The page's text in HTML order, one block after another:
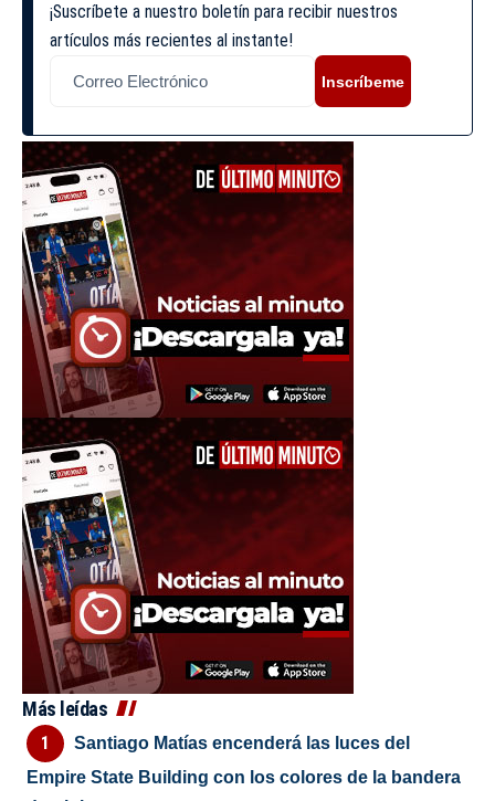
¡Suscríbete a nuestro boletín para recibir nuestros
artículos más recientes al instante!
Inscríbeme
Más leídas
Santiago Matías encenderá las luces del
Empire State Building con los colores de la bandera